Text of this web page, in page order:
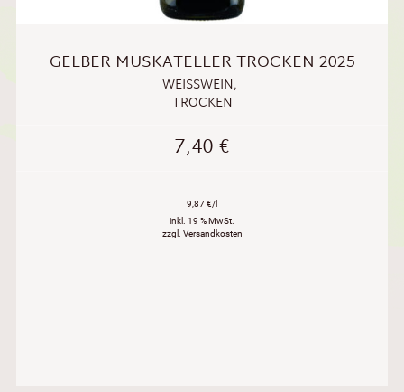
GELBER MUSKATELLER TROCKEN 2025
WEISSWEIN ,
TROCKEN
7,40€
9,87 €/l
inkl. 19 % MwSt.
zzgl. Versandkosten